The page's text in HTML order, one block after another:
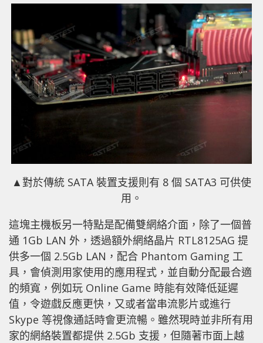
▲對於傳統 SATA 裝置支援則有 8 個 SATA3 可供使
用。
這塊主機板另一特點是配備雙網絡介面，除了一個普
通 1Gb LAN 外，透過額外網絡晶片 RTL8125AG 提
供多一個 2.5Gb LAN，配合 Phantom Gaming 工
具，會偵測用家使用的應用程式，並自動分配最合適
的頻寬，例如玩 Online Game 時能有效降低延遲
值，令遊戲反應更快，又或者當串流影片或進行
Skype 等視像通話時會更流暢。雖然現時並非所有用
家的網絡裝置都提供 2.5Gb 支援，但隨著市面上越